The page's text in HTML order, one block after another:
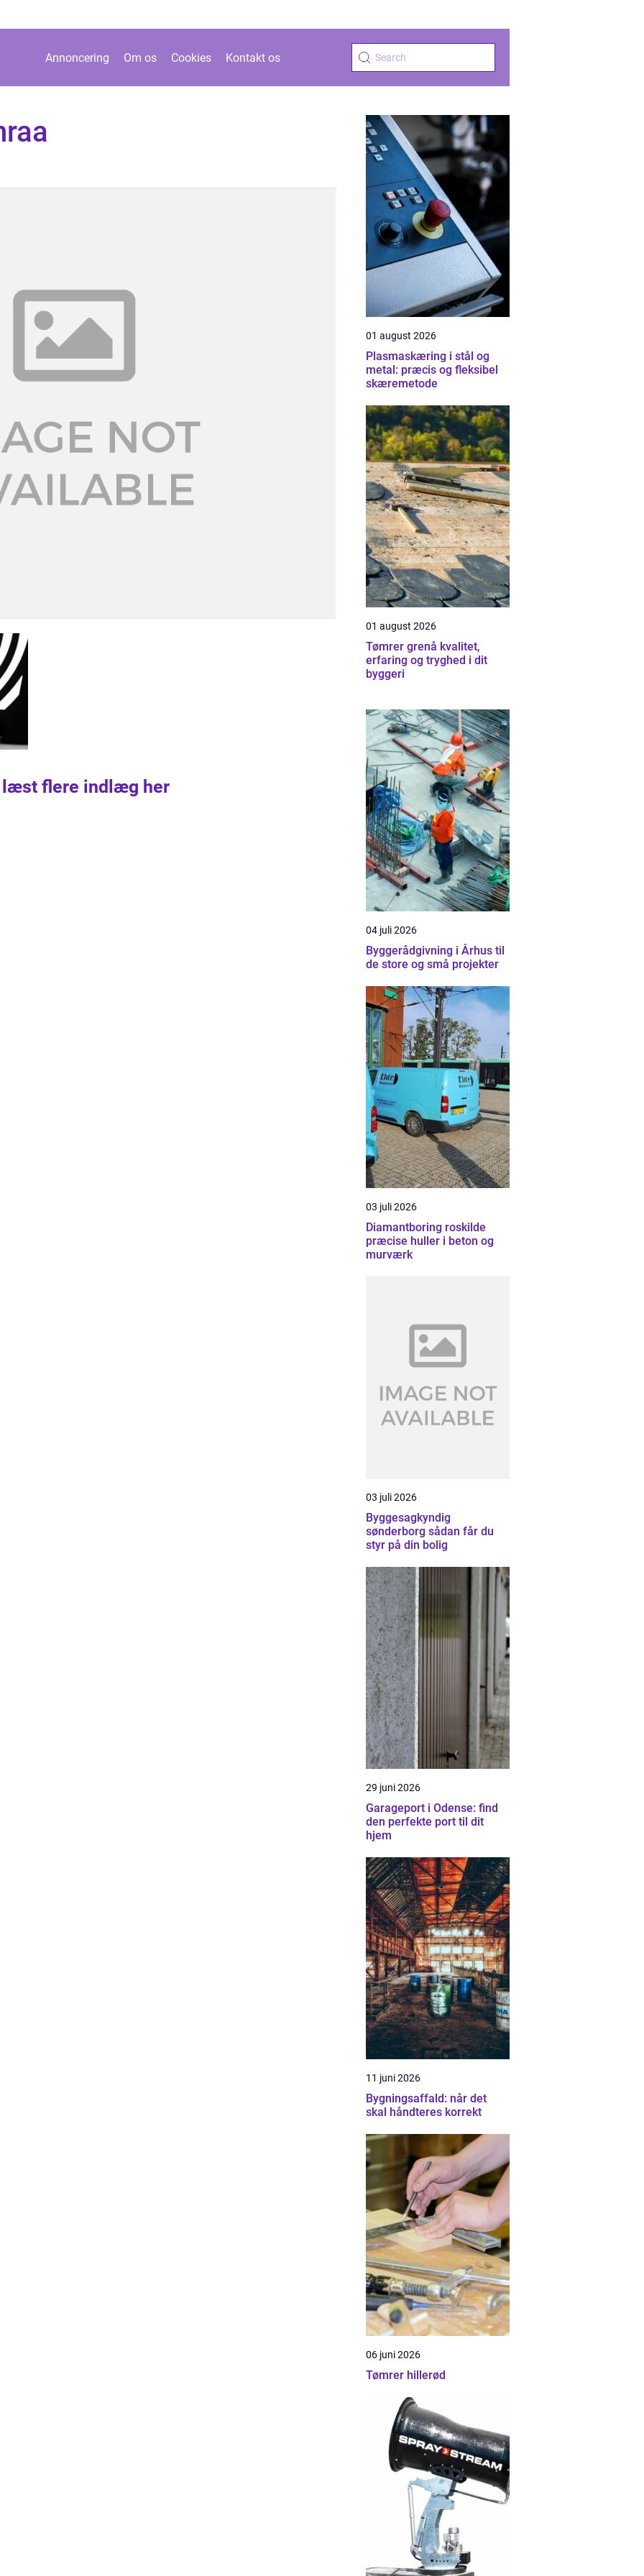
Annoncering Om os Cookies Kontakt os
læst flere indlæg her
01 august 2026
Plasmaskæring i stål og
metal: præcis og fleksibel
skæremetode
01 august 2026
Tømrer grenå kvalitet,
erfaring og tryghed i dit
byggeri
04 juli 2026
Byggerådgivning i Århus til
de store og små projekter
03 juli 2026
Diamantboring roskilde
præcise huller i beton og
murværk
03 juli 2026
Byggesagkyndig
sønderborg sådan får du
styr på din bolig
29 juni 2026
Garageport i Odense: find
den perfekte port til dit
hjem
11 juni 2026
Bygningsaffald: når det
skal håndteres korrekt
06 juni 2026
Tømrer hillerød